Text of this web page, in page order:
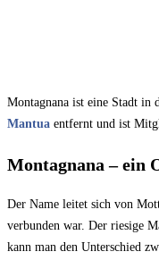
Montagnana ist eine Stadt in
Mantua entfernt und ist
Montagnana – ein
Der Name leitet sich von
verbunden war. Der riesige
kann man den Unterschied